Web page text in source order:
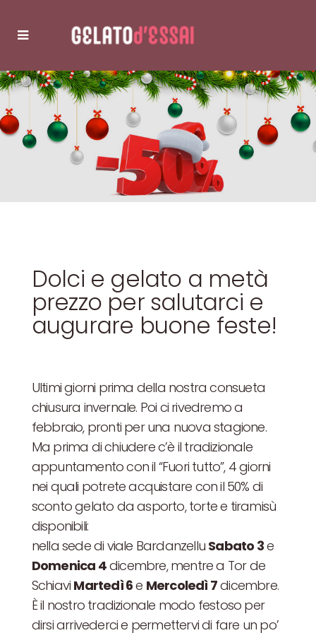
Dolci e gelato a metà
prezzo per salutarci e
augurare buone feste!
Ultimi giorni prima della nostra consueta
chiusura invernale. Poi ci rivedremo a
febbraio, pronti per una nuova stagione.
Ma prima di chiudere c’è il tradizionale
appuntamento con il “Fuori tutto”, 4 giorni
nei quali potrete acquistare con il 50% di
sconto gelato da asporto, torte e tiramisù
disponibili:
nella sede di viale Bardanzellu Sabato 3e
Domenica 4dicembre, mentre a Tor de
Schiavi Martedì 6e Mercoledì 7dicembre.
È il nostro tradizionale modo festoso per
dirsi arrivederci e permettervi di fare un po’